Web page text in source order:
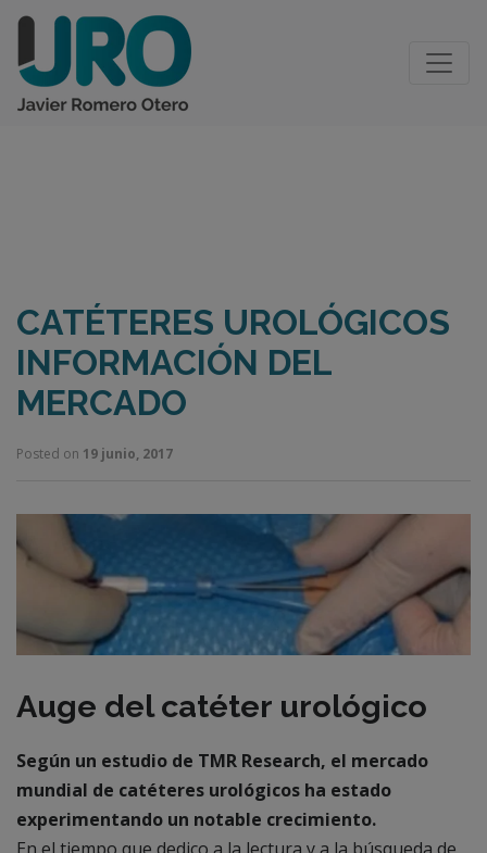
CATÉTERES UROLÓGICOS
INFORMACIÓN DEL
MERCADO
Posted on 19 junio, 2017
Auge del catéter urológico
Según un estudio de TMR Research, el mercado
mundial de catéteres urológicos ha estado
experimentando un notable crecimiento.